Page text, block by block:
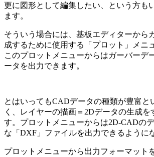
更に図形として編集したい 、という方も
ます。
そういう場合には、基板エディターから
成するために使用する「プロット」メニ
このプロットメニューからはガーバーデ
ータを出力できます。
とはいってもCADデータの種類が豊富と
く、レイヤーの描画＝2Dデータの生成を
す。プロットメニューからは2D-CADの
な「DXF」ファイルを出力できるように
プロットメニューから出力フォーマット